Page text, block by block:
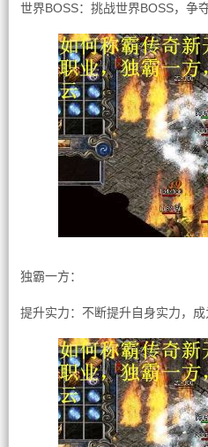
世界BOSS：挑战世界BOSS，争
独霸一方：
提升实力：不断提升自身实力，成